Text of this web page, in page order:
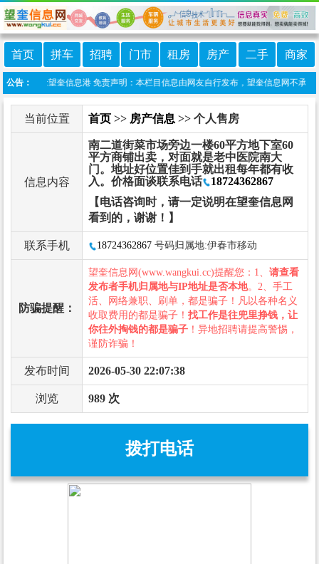
首页 拼车 招聘 门市 租房 房产 二手 商家
公告：
信小程序:望奎信息港 免责声明：本栏目信息由网友自行发布，望奎信息网不承担
当前位置 首页 >> 房产信息 >> 个人售房
信息内容
南二道街菜市场旁边一楼60平方地下室60
平方商铺出卖，对面就是老中医院南大
门。地址好位置佳到手就出租每年都有收
入。价格面谈联系电话
18724362867
【电话咨询时，请一定说明在望奎信息网
看到的，谢谢！】
联系手机 18724362867 号码归属地:伊春市移动
防骗提醒：
望奎信息网(www.wangkui.cc)提醒您：1、 请查看
发布者手机归属地与IP地址是否本地。2、手工
活、网络兼职、刷单，都是骗子！凡以各种名义
收取费用的都是骗子！ 找工作是往兜里挣钱，让
你往外掏钱的都是骗子 ！异地招聘请提高警惕，
谨防诈骗！
发布时间 2026-05-30 22:07:38
浏览 989 次
拨打电话